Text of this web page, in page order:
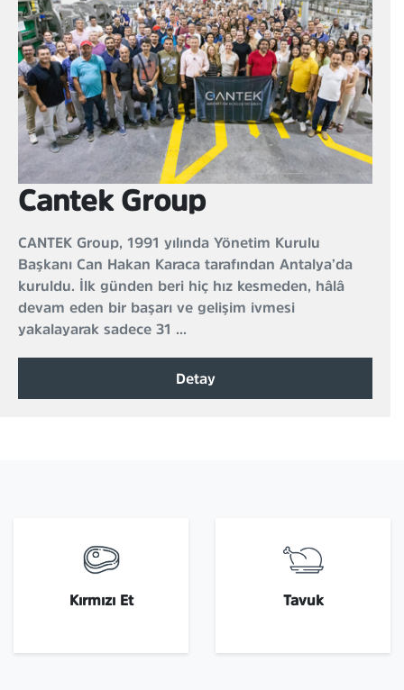
Cantek Group
CANTEK Group, 1991 yılında Yönetim Kurulu
Başkanı Can Hakan Karaca tarafından Antalya’da
kuruldu. İlk günden beri hiç hız kesmeden, hâlâ
devam eden bir başarı ve gelişim ivmesi
yakalayarak sadece 31 ...
Detay
Kırmızı Et Tavuk